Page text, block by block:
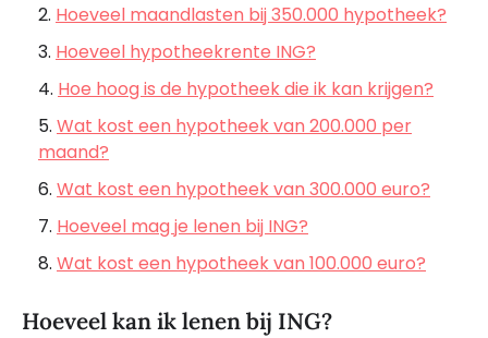
Hoeveel maandlasten bij 350.000 hypotheek?
Hoeveel hypotheekrente ING?
Hoe hoog is de hypotheek die ik kan krijgen?
Wat kost een hypotheek van 200.000 per
maand?
Wat kost een hypotheek van 300.000 euro?
Hoeveel mag je lenen bij ING?
Wat kost een hypotheek van 100.000 euro?
Hoeveel kan ik lenen bij ING?